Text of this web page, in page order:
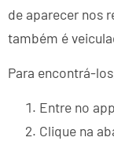
de aparecer nos
também é
Para encontrá-
Entre no
Clique na